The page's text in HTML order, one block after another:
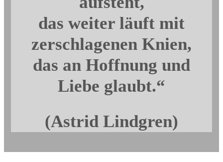
das weiter läuft mit
zerschlagenen Knien,
das an Hoffnung und
Liebe glaubt.“
(Astrid Lindgren)